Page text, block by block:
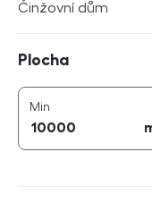
Činžovní dům
Plocha
Min